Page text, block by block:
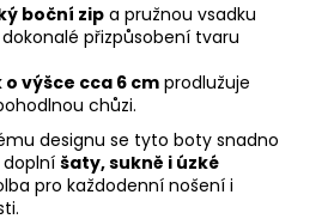
boční zip a pružnou vsadku
přizpůsobení tvaru
výšce cca 6 cm prodlužuje
chůzi.
designu se tyto boty snadno
šaty, sukně i úzké
pro každodenní nošení i